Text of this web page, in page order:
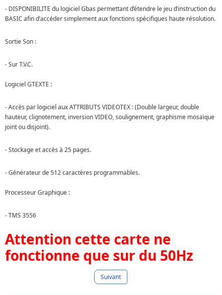
- DISPONIBILITE du logiciel Gbas permettant d’étendre le jeu d’instruction du
BASIC afin d’accéder simplement aux fonctions spécifiques haute résolution.
Sortie Son :
- Sur T.V.C.
Logiciel GTEXTE :
- Accès par logiciel aux ATTRIBUTS VIDEOTEX : (Double largeur, double
hauteur, clignotement, inversion VIDEO, soulignement, graphisme mosaïque
joint ou disjoint).
- Stockage et accès à 25 pages.
- Générateur de 512 caractères programmables.
Processeur Graphique :
- TMS 3556
Attention cette carte ne
fonctionne que sur du 50Hz
Suivant